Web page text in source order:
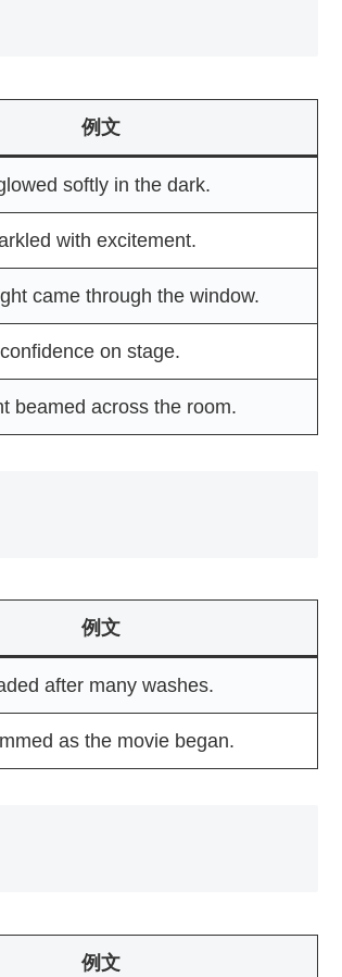
例文
softly in the dark.
with excitement.
came through the window.
on stage.
beamed across the room.
例文
after many washes.
as the movie began.
例文